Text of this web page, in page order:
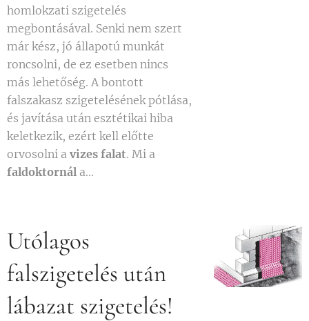
homlokzati szigetelés
megbontásával. Senki nem szert
már kész, jó állapotú munkát
roncsolni, de ez esetben nincs
más lehetőség. A bontott
falszakasz szigetelésének pótlása,
és javítása után esztétikai hiba
keletkezik, ezért kell előtte
orvosolni a vizes falat. Mi a
faldoktornál a...
Utólagos
falszigetelés után
lábazat szigetelés!